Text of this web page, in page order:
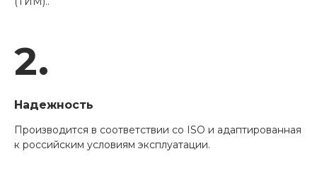
2.
Надежность
Производится в соответствии со ISO и адаптированная
к российским условиям эксплуатации.